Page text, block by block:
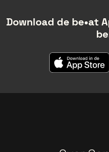
Download de be•at